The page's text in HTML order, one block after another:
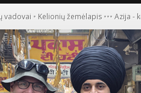
vadovai • Kelionių žemėlapis ••• Azija -